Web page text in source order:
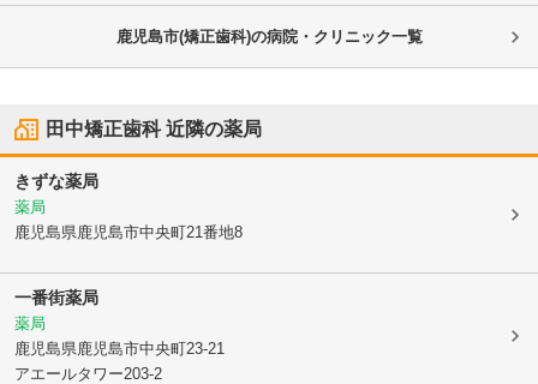
鹿児島市(矯正歯科)の病院・クリニック一覧
田中矯正歯科近隣の薬局
きずな薬局
薬局
鹿児島県鹿児島市中央町21番地8
一番街薬局
薬局
鹿児島県鹿児島市中央町23-21
アエールタワー203-2